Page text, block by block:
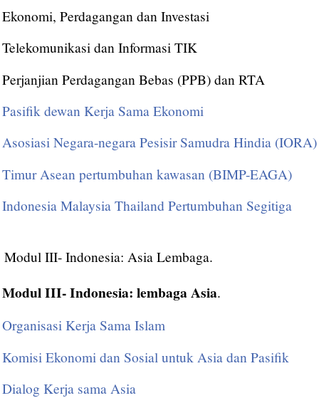
Ekonomi, Perdagangan dan Investasi
Telekomunikasi dan Informasi TIK
Perjanjian Perdagangan Bebas (PPB) dan RTA
Pasifik dewan Kerja Sama Ekonomi
Asosiasi Negara-negara Pesisir Samudra Hindia (IORA)
Timur Asean pertumbuhan kawasan (BIMP-EAGA)
Indonesia Malaysia Thailand Pertumbuhan Segitiga
Modul III- Indonesia: Asia Lembaga.
Modul III- Indonesia: lembaga Asia.
Organisasi Kerja Sama Islam
Komisi Ekonomi dan Sosial untuk Asia dan Pasifik
Dialog Kerja sama Asia